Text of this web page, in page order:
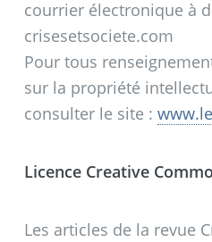
courrier électronique à
crisesetsociete.com
Pour tous
sur la propriété
consulter le site :
Licence Creative
Les articles de la revue